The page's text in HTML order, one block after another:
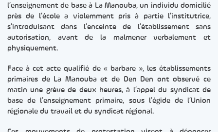
l’enseignement de base à La Manouba, un individu domicilié
près de l’école a violemment pris à partie l’institutrice,
s’introduisant dans l’enceinte de l’établissement sans
autorisation, avant de la malmener verbalement et
physiquement.
Face à cet acte qualifié de « barbare », les établissements
primaires de La Manouba et de Den Den ont observé ce
matin une grève de deux heures, à l’appel du syndicat de
base de l’enseignement primaire, sous l’égide de l’Union
régionale du travail et du syndicat régional.